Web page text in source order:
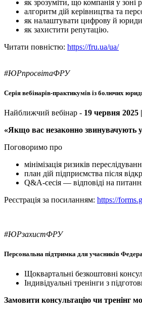
як зрозуміти, що компанія у зоні
алгоритм дій керівництва та
як налаштувати цифрову й
як захистити репутацію.
Читати повністю: https://fru.ua/ua/
#ЮРпросвітаФРУ
Серія вебінарів-практикумів із болючих
Найближчий вебінар - 19 червня 2025
«Якщо вас незаконно звинувачують у
Поговоримо про
мінімізація ризиків
план дій підприємства після
Q&A-сесія — відповіді на
Реєстрація за посиланням: https://
#ЮРзахистФРУ
Персональна підтримка для учасників
Щоквартальні безкоштовні
Індивідуальні тренінги з
Замовити консультацію чи тренінг